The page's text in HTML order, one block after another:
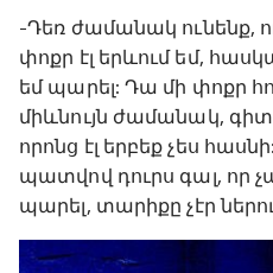
-Դեռ ժամանակ ունենք,
փոքր էլ երևում եմ,
եմ պարել: Դա մի փոքր
միևնույն ժամանակ,
որոնց էլ երբեք չես
պատվով դուրս գալ, որ
պարել, տարիքը չէր